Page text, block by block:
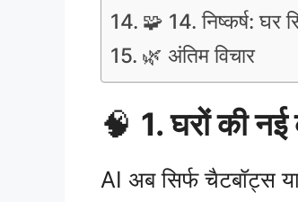
🧩 14. निष्कर्ष: घर
🌿 अंतिम विचार
🧠 1. घरों की
AI अब सिर्फ चैटबॉट्स